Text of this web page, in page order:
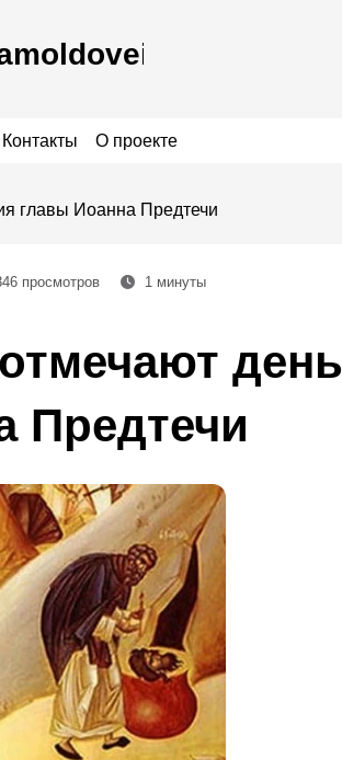
Контакты О проекте
главы Иоанна Предтечи
просмотров 1 минуты
день
Предтечи